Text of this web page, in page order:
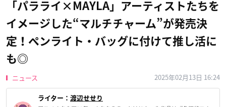
「パラライ×MAYLA」アーティストたちを
イメージした“マルチチャーム”が発売決
定！ペンライト・バッグに付けて推し活に
も◎
ニュース 2025年02月13日 16:24
ライター： 渡辺せせり